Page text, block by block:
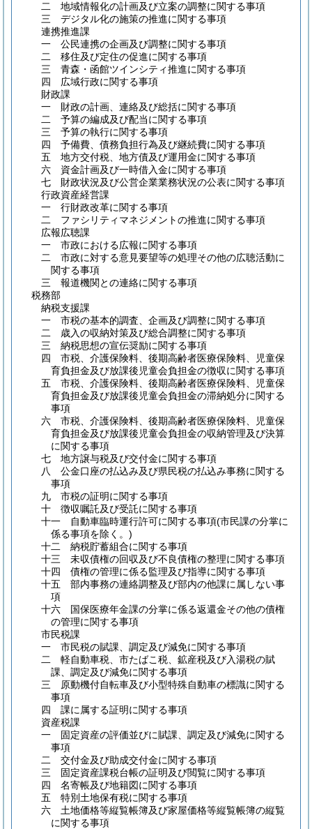
二 地域情報化の計画及び立案の調整に関する事項
三 デジタル化の施策の推進に関する事項
連携推進課
一 公民連携の企画及び調整に関する事項
二 移住及び定住の促進に関する事項
三 青森・函館ツインシティ推進に関する事項
四 広域行政に関する事項
財政課
一 財政の計画、連絡及び総括に関する事項
二 予算の編成及び配当に関する事項
三 予算の執行に関する事項
四 予備費、債務負担行為及び継続費に関する事項
五 地方交付税、地方債及び運用金に関する事項
六 資金計画及び一時借入金に関する事項
七 財政状況及び公営企業業務状況の公表に関する事項
行政資産経営課
一 行財政改革に関する事項
二 ファシリティマネジメントの推進に関する事項
広報広聴課
一 市政における広報に関する事項
二 市政に対する意見要望等の処理その他の広聴活動に
関する事項
三 報道機関との連絡に関する事項
税務部
納税支援課
一 市税の基本的調査、企画及び調整に関する事項
二 歳入の収納対策及び総合調整に関する事項
三 納税思想の宣伝奨励に関する事項
四 市税、介護保険料、後期高齢者医療保険料、児童保
育負担金及び放課後児童会負担金の徴収に関する事項
五 市税、介護保険料、後期高齢者医療保険料、児童保
育負担金及び放課後児童会負担金の滞納処分に関する
事項
六 市税、介護保険料、後期高齢者医療保険料、児童保
育負担金及び放課後児童会負担金の収納管理及び決算
に関する事項
七 地方譲与税及び交付金に関する事項
八 公金口座の払込み及び県民税の払込み事務に関する
事項
九 市税の証明に関する事項
十 徴収嘱託及び受託に関する事項
十一 自動車臨時運行許可に関する事項(市民課の分掌に
係る事項を除く。)
十二 納税貯蓄組合に関する事項
十三 未収債権の回収及び不良債権の整理に関する事項
十四 債権の管理に係る監理及び指導に関する事項
十五 部内事務の連絡調整及び部内の他課に属しない事
項
十六 国保医療年金課の分掌に係る返還金その他の債権
の管理に関する事項
市民税課
一 市民税の賦課、調定及び減免に関する事項
二 軽自動車税、市たばこ税、鉱産税及び入湯税の賦
課、調定及び減免に関する事項
三 原動機付自転車及び小型特殊自動車の標識に関する
事項
四 課に属する証明に関する事項
資産税課
一 固定資産の評価並びに賦課、調定及び減免に関する
事項
二 交付金及び助成交付金に関する事項
三 固定資産課税台帳の証明及び閲覧に関する事項
四 名寄帳及び地籍図に関する事項
五 特別土地保有税に関する事項
六 土地価格等縦覧帳簿及び家屋価格等縦覧帳簿の縦覧
に関する事項